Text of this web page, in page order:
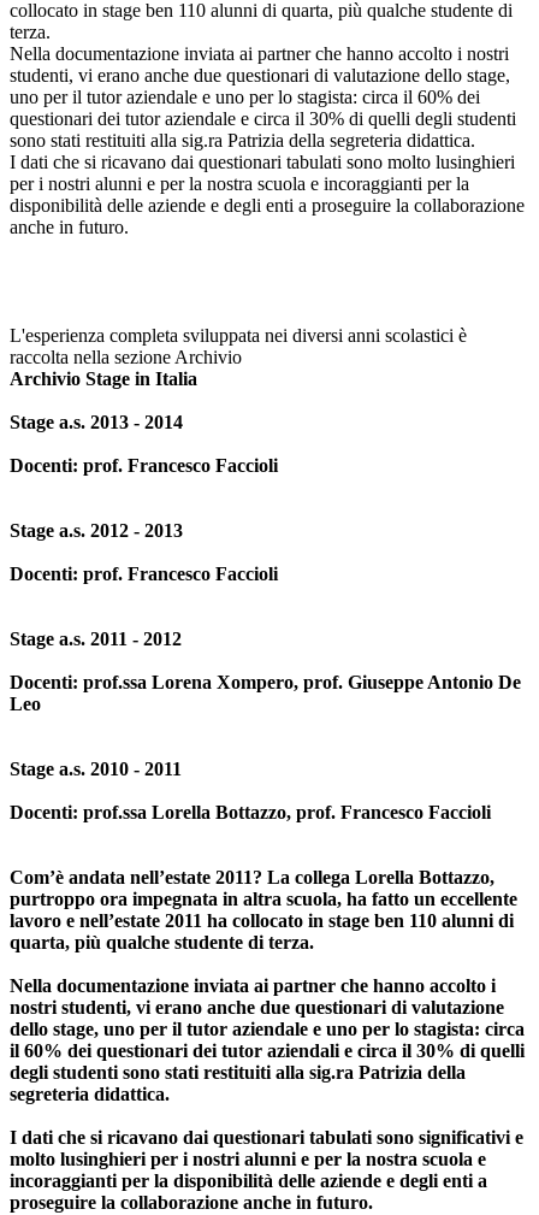
collocato in stage ben 110 alunni di quarta, più qualche studente di
terza.
Nella documentazione inviata ai partner che hanno accolto i nostri
studenti, vi erano anche due questionari di valutazione dello stage,
uno per il tutor aziendale e uno per lo stagista: circa il 60% dei
questionari dei tutor aziendale e circa il 30% di quelli degli studenti
sono stati restituiti alla sig.ra Patrizia della segreteria didattica.
I dati che si ricavano dai questionari tabulati sono molto lusinghieri
per i nostri alunni e per la nostra scuola e incoraggianti per la
disponibilità delle aziende e degli enti a proseguire la collaborazione
anche in futuro.
L'esperienza completa sviluppata nei diversi anni scolastici è
raccolta nella sezione Archivio
Archivio Stage in Italia
Stage a.s. 2013 - 2014
Docenti: prof. Francesco Faccioli
Stage a.s. 2012 - 2013
Docenti: prof. Francesco Faccioli
Stage a.s. 2011 - 2012
Docenti: prof.ssa Lorena Xompero, prof. Giuseppe Antonio De
Leo
Stage a.s. 2010 - 2011
Docenti: prof.ssa Lorella Bottazzo, prof. Francesco Faccioli
Com’è andata nell’estate 2011? La collega Lorella Bottazzo,
purtroppo ora impegnata in altra scuola, ha fatto un eccellente
lavoro e nell’estate 2011 ha collocato in stage ben 110 alunni di
quarta, più qualche studente di terza.
Nella documentazione inviata ai partner che hanno accolto i
nostri studenti, vi erano anche due questionari di valutazione
dello stage, uno per il tutor aziendale e uno per lo stagista: circa
il 60% dei questionari dei tutor aziendali e circa il 30% di quelli
degli studenti sono stati restituiti alla sig.ra Patrizia della
segreteria didattica.
I dati che si ricavano dai questionari tabulati sono significativi e
molto lusinghieri per i nostri alunni e per la nostra scuola e
incoraggianti per la disponibilità delle aziende e degli enti a
proseguire la collaborazione anche in futuro.